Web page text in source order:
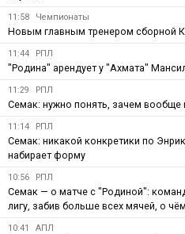
11:58 Чемпионаты
Новым главным тренером сборной
11:44 РПЛ
"Родина" арендует у "Ахмата"
11:29 РПЛ
Семак: нужно понять, зачем вообще
11:14 РПЛ
Семак: никакой конкретики по
набирает форму
10:56 РПЛ
Семак — о матче с "Родиной":
лигу, забив больше всех мячей, о
10:41 АПЛ